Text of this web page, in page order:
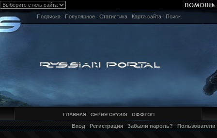
Подписка Популярное Статистика Карта сайта Поиск
ГЛАВНАЯ СЕРИЯ CRYSIS ОФФТОП
Вход Регистрация Забыли пароль? Пользователи